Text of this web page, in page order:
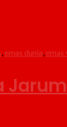
, emas dunia, emas